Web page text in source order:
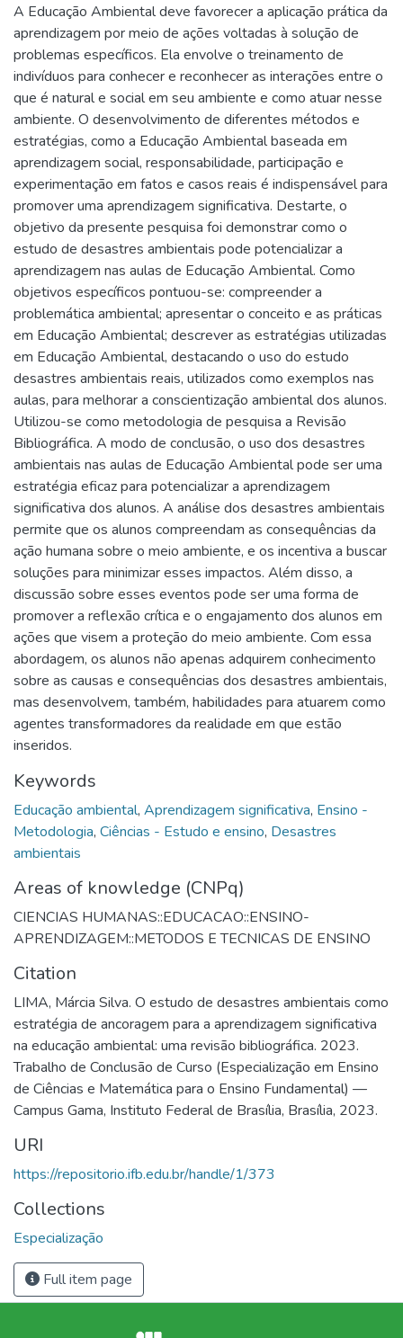
A Educação Ambiental deve favorecer a aplicação prática da
aprendizagem por meio de ações voltadas à solução de
problemas específicos. Ela envolve o treinamento de
indivíduos para conhecer e reconhecer as interações entre o
que é natural e social em seu ambiente e como atuar nesse
ambiente. O desenvolvimento de diferentes métodos e
estratégias, como a Educação Ambiental baseada em
aprendizagem social, responsabilidade, participação e
experimentação em fatos e casos reais é indispensável para
promover uma aprendizagem significativa. Destarte, o
objetivo da presente pesquisa foi demonstrar como o
estudo de desastres ambientais pode potencializar a
aprendizagem nas aulas de Educação Ambiental. Como
objetivos específicos pontuou-se: compreender a
problemática ambiental; apresentar o conceito e as práticas
em Educação Ambiental; descrever as estratégias utilizadas
em Educação Ambiental, destacando o uso do estudo
desastres ambientais reais, utilizados como exemplos nas
aulas, para melhorar a conscientização ambiental dos alunos.
Utilizou-se como metodologia de pesquisa a Revisão
Bibliográfica. A modo de conclusão, o uso dos desastres
ambientais nas aulas de Educação Ambiental pode ser uma
estratégia eficaz para potencializar a aprendizagem
significativa dos alunos. A análise dos desastres ambientais
permite que os alunos compreendam as consequências da
ação humana sobre o meio ambiente, e os incentiva a buscar
soluções para minimizar esses impactos. Além disso, a
discussão sobre esses eventos pode ser uma forma de
promover a reflexão crítica e o engajamento dos alunos em
ações que visem a proteção do meio ambiente. Com essa
abordagem, os alunos não apenas adquirem conhecimento
sobre as causas e consequências dos desastres ambientais,
mas desenvolvem, também, habilidades para atuarem como
agentes transformadores da realidade em que estão
inseridos.
Keywords
Educação ambiental, Aprendizagem significativa, Ensino -
Metodologia, Ciências - Estudo e ensino, Desastres
ambientais
Areas of knowledge (CNPq)
CIENCIAS HUMANAS::EDUCACAO::ENSINO-
APRENDIZAGEM::METODOS E TECNICAS DE ENSINO
Citation
LIMA, Márcia Silva. O estudo de desastres ambientais como
estratégia de ancoragem para a aprendizagem significativa
na educação ambiental: uma revisão bibliográfica. 2023.
Trabalho de Conclusão de Curso (Especialização em Ensino
de Ciências e Matemática para o Ensino Fundamental) —
Campus Gama, Instituto Federal de Brasília, Brasília, 2023.
URI
https://repositorio.ifb.edu.br/handle/1/373
Collections
Especialização
Full item page